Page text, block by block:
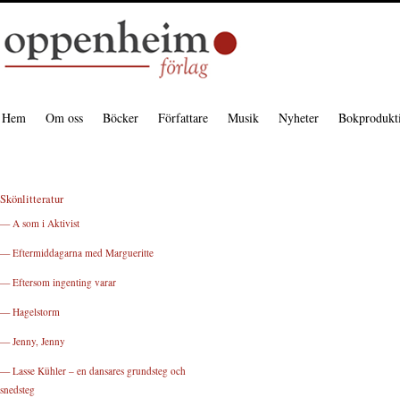
Hem Om oss Böcker Författare Musik Nyheter
Skönlitteratur
— A som i Aktivist
— Eftermiddagarna med Margueritte
— Eftersom ingenting varar
— Hagelstorm
— Jenny, Jenny
— Lasse Kühler – en dansares grundsteg och
snedsteg